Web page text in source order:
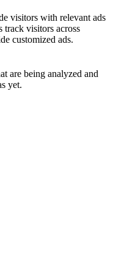
visitors with relevant ads
track visitors across
customized ads.
are being analyzed and
yet.